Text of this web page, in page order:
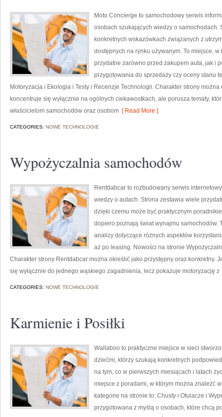
Moto Concierge to samochodowy serwis
osobach szukających wiedzy o samochodach.
konkretnych wskazówkach związanych z
dostępnych na rynku używanym. To miejsce,
przydatne zarówno przed zakupem auta, jak i
przygotowania do sprzedaży czy oceny stanu
Motoryzacja i Ekologia i Testy i Recenzje Technologii. Charakter strony
koncentruje się wyłącznie na ogólnych ciekawostkach, ale porusza tematy,
właścicielom samochodów oraz osobom [ Read More ]
CATEGORIES: NOWE TECHNOLOGIE
Wypożyczalnia samochodów
Rentdabcar to rozbudowany serwis
wiedzy o autach. Strona zestawia wiele
dzięki czemu może być praktycznym
dopiero poznają świat wynajmu samochodów.
analizy dotyczące różnych aspektów
aż po leasing. Nowości na stronie
Charakter strony Rentdabcar można określić jako przystępny oraz konkretny.
się wyłącznie do jednego wąskiego zagadnienia, lecz pokazuje motoryzację z
CATEGORIES: NOWE TECHNOLOGIE
Karmienie i Posiłki
Wallaboo to praktyczne miejsce w sieci
dziećmi, którzy szukają konkretnych
na tym, co w pierwszych miesiącach i latach
miejsce z poradami, w którym można znaleźć
kategorie na stronie to: Chusty i Otulacze i
przygotowana z myślą o osobach, które chcą